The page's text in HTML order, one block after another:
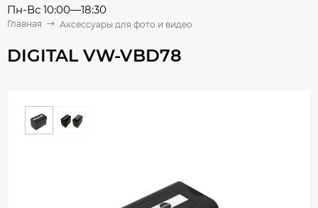
Пн-Вс 10:00—18:30
Главная Аксессуары для фото и видео
DIGITAL VW-VBD78